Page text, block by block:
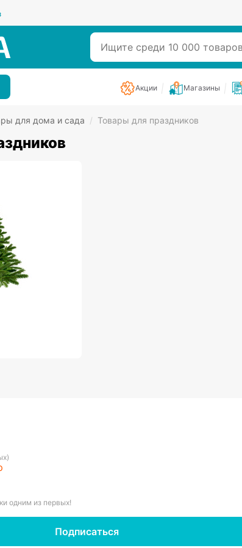
Акции Магазины
для дома и сада / Товары для праздников
одним из первых!
Подписаться